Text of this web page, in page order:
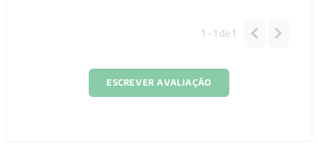
1 - 1 de1
ESCREVER AVALIAÇÃO